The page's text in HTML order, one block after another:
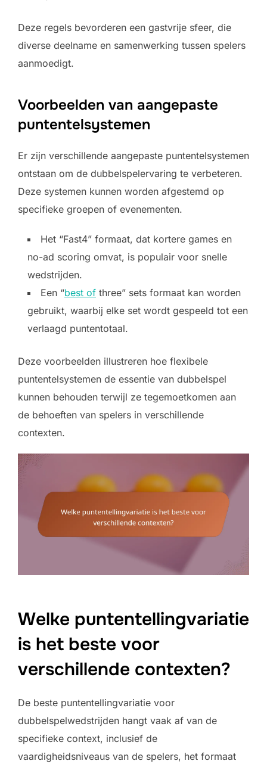
Deze regels bevorderen een gastvrije sfeer, die
diverse deelname en samenwerking tussen spelers
aanmoedigt.
Voorbeelden van aangepaste
puntentelsystemen
Er zijn verschillende aangepaste puntentelsystemen
ontstaan om de dubbelspelervaring te verbeteren.
Deze systemen kunnen worden afgestemd op
specifieke groepen of evenementen.
Het “Fast4” formaat, dat kortere games en
no-ad scoring omvat, is populair voor snelle
wedstrijden.
Een “best of three” sets formaat kan worden
gebruikt, waarbij elke set wordt gespeeld tot een
verlaagd puntentotaal.
Deze voorbeelden illustreren hoe flexibele
puntentelsystemen de essentie van dubbelspel
kunnen behouden terwijl ze tegemoetkomen aan
de behoeften van spelers in verschillende
contexten.
Welke puntentellingvariatie
is het beste voor
verschillende contexten?
De beste puntentellingvariatie voor
dubbelspelwedstrijden hangt vaak af van de
specifieke context, inclusief de
vaardigheidsniveaus van de spelers, het formaat